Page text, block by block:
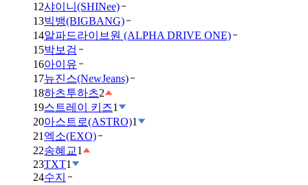
12샤이니(SHINee)
13빅뱅(BIGBANG)
14알파드라이브원 (ALPHA DRIVE ONE)
15박보검
16아이유
17뉴진스(NewJeans)
18하츠투하츠2
19스트레이 키즈1
20아스트로(ASTRO)1
21 엑소(EXO)
22송혜교1
23TXT1
24수지